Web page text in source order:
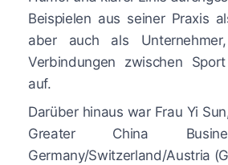
Beispielen aus seiner Praxis
aber auch als
Verbindungen zwischen
auf.
Darüber hinaus war Frau Yi
Greater China
Germany/Switzerland/Austria